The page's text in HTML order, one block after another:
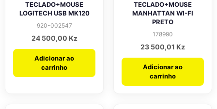
TECLADO+MOUSE
LOGITECH USB MK120
920-002547
24 500,00 Kz
Adicionar ao
carrinho
TECLADO+MOUSE
MANHATTAN WI-FI
PRETO
178990
23 500,01 Kz
Adicionar ao
carrinho